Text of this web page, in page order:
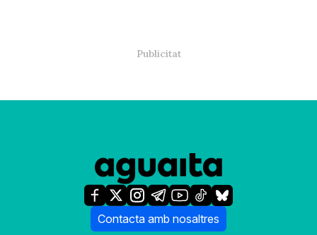
Contacta amb nosaltres